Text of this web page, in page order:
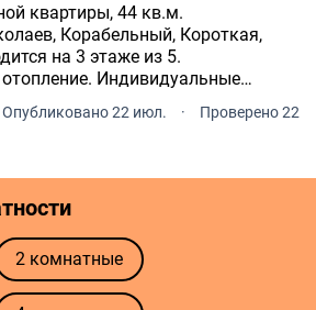
квартиры, 44 кв.м.
Корабельный, Короткая,
на 3 этаже из 5.
Индивидуальные
газ. Горячая вода бойлер. В
Квартира без мебели.
Опубликовано 22 июл. ·
Проверено 22
2 комнатные